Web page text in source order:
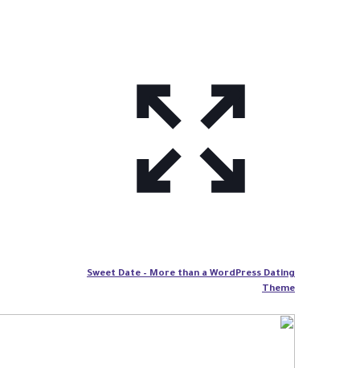
Sweet Date – More than a WordPress Dating
Theme